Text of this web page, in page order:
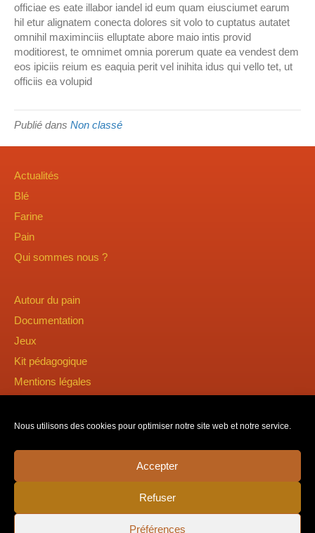
Nous utilisons des cookies pour optimiser notre site web et notre service.
Accepter
Refuser
Préférences
officiae es eate illabor iandel id eum quam eiusciumet earum
hil etur alignatem conecta dolores sit volo to cuptatus autatet
omnihil maximinciis elluptate abore maio intis provid
moditiorest, te omnimet omnia porerum quate ea vendest dem
eos ipiciis reium es eaquia perit vel inihita idus qui vello tet, ut
officiis ea volupid
Publié dans Non classé
Actualités
Blé
Farine
Pain
Qui sommes nous ?
Autour du pain
Documentation
Jeux
Kit pédagogique
Mentions légales